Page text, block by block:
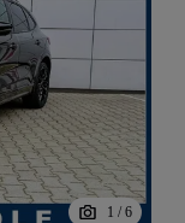
1 / 6